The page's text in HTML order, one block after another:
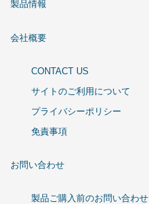
製品情報
会社概要
CONTACT US
サイトのご利用について
プライバシーポリシー
免責事項
お問い合わせ
製品ご購入前のお問い合わせ